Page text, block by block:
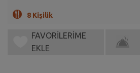
8 Kişilik
FAVORİLERİME
EKLE